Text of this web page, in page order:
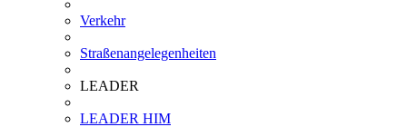
Verkehr
Straßenangelegenheiten
LEADER
LEADER HIM